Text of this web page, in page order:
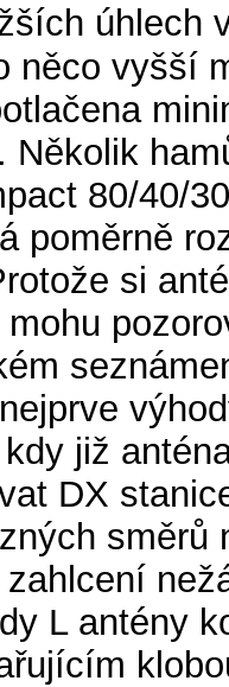
úhlech
něco vyšší
Několik
80/40/
poměrně
si
již
DX
L antény